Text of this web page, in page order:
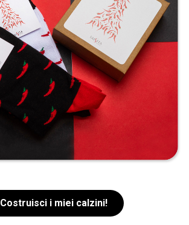
Costruisci i miei calzini!